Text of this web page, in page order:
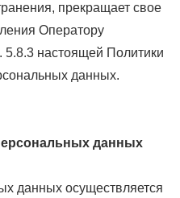
прекращает свое
Оператору
5.8.3 настоящей Политики
данных.
данных
данных осуществляется